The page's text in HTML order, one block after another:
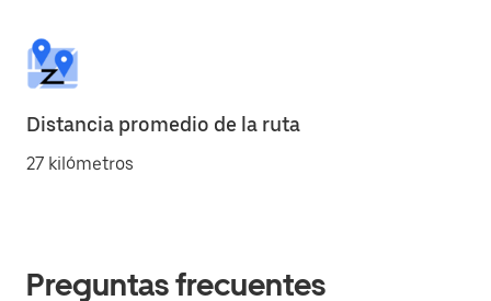
Distancia promedio de la ruta
27 kilómetros
Preguntas frecuentes